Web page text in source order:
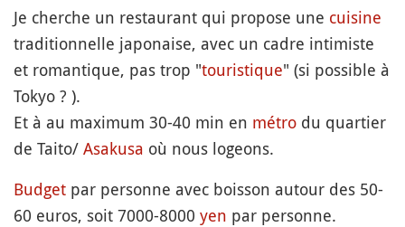
Je cherche un restaurant qui propose une cuisine
traditionnelle japonaise, avec un cadre intimiste
et romantique, pas trop "touristique" (si possible à
Tokyo ? ).
Et à au maximum 30-40 min en métro du quartier
de Taito/ Asakusa où nous logeons.
Budget par personne avec boisson autour des 50-
60 euros, soit 7000-8000 yen par personne.